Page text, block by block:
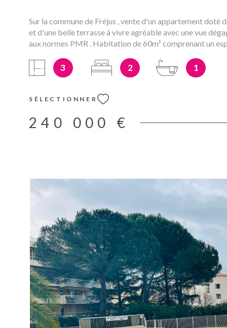
Sur la commune de Fréjus , vente d'un appartement doté
et d'une belle terrasse à vivre agréable avec une vue
aux normes PMR . Habitation de 60m² comprenant un
matière de réglementation thermique du label BBC
économies d'énergie au quotidien. Calme assuré grâce aux
9m², ce qui amène la superficie utile à 69m². Ce logement
résidence dispose d'un ascenseur. Construction en 2018.
bien peut être exposé sont disponibles sur le site
gouv.fr
3 2 1
SÉLECTIONNER
240 000 €
VOIR LE